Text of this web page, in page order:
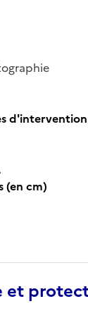
d'intervention
(en cm)
et